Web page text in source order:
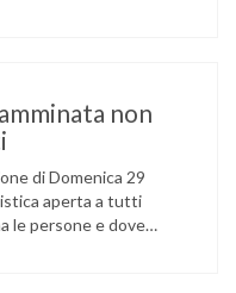
di PREGNANAnon
di Domenica 29
aperta a tutti
le persone e dove